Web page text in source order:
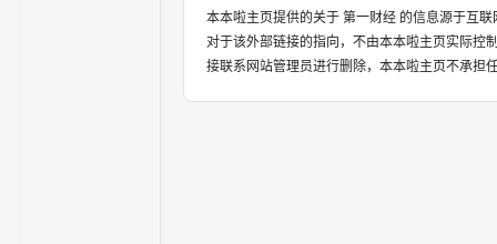
本本啦主页提供的关于第一财经的信息源于互联
对于该外部链接的指向，不由本本啦主页实际控
接联系网站管理员进行删除，本本啦主页不承担